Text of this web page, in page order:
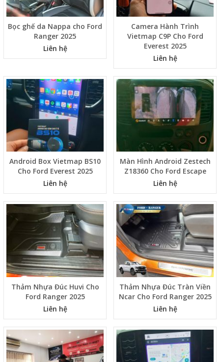
Bọc ghế da Nappa cho Ford
Ranger 2025
Liên hệ
Camera Hành Trình
Vietmap C9P Cho Ford
Everest 2025
Liên hệ
Android Box Vietmap BS10
Cho Ford Everest 2025
Liên hệ
Màn Hình Android Zestech
Z18360 Cho Ford Escape
Liên hệ
Thảm Nhựa Đúc Huvi Cho
Ford Ranger 2025
Liên hệ
Thảm Nhựa Đúc Tràn Viền
Ncar Cho Ford Ranger 2025
Liên hệ